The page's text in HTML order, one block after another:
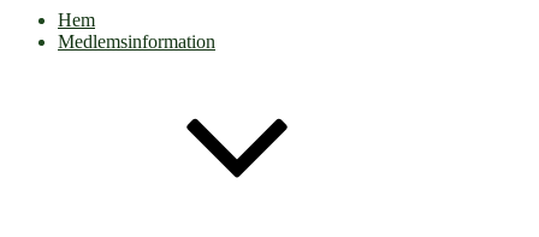
Hem
Medlemsinformation